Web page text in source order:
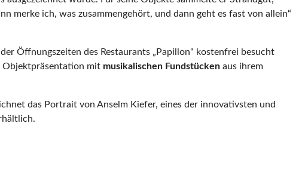
merke ich, was zusammengehört, und dann geht es fast von allein“
Öffnungszeiten des Restaurants „Papillon“ kostenfrei besucht
Objektpräsentation mit musikalischen Fundstücken aus ihrem
das Portrait von Anselm Kiefer, eines der innovativsten und